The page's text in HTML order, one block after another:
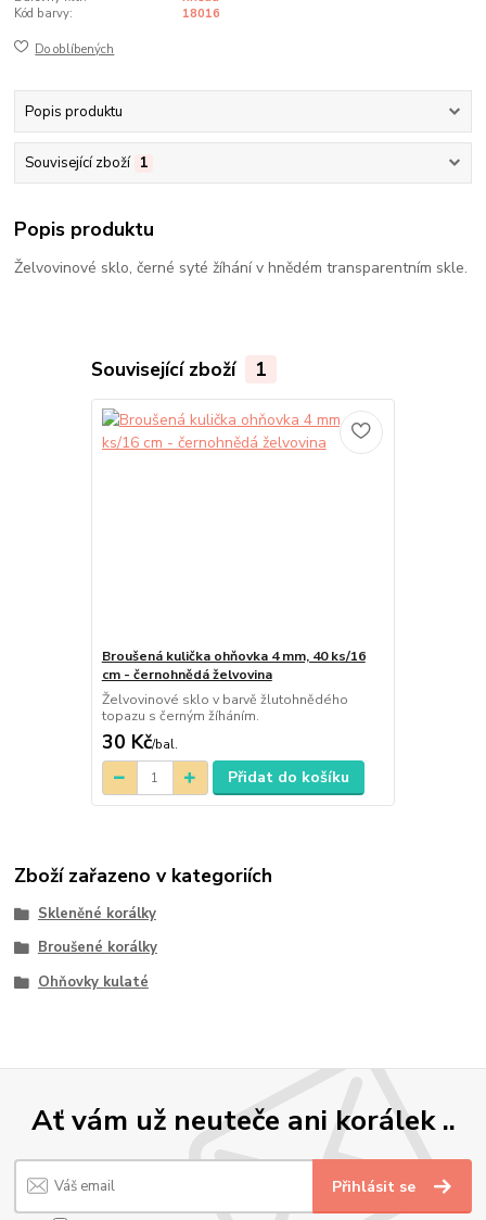
Kód barvy:
18016
Do oblíbených
Popis produktu
Související zboží 1
Popis produktu
Želvovinové sklo, černé syté žíhání v hnědém transparentním skle.
Související zboží 1
Broušená kulička ohňovka 4 mm, 40 ks/16
cm - černohnědá želvovina
Želvovinové sklo v barvě žlutohnědého
topazu s černým žíháním.
30 Kč/bal.
Přidat do košíku
Zboží zařazeno v kategoriích
Skleněné korálky
Broušené korálky
Ohňovky kulaté
Ať vám už neuteče ani korálek ..
Přihlásit se